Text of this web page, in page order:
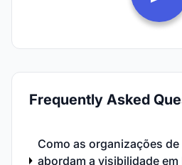
Frequently Asked
Como as organizações de
abordam a visibilidade em